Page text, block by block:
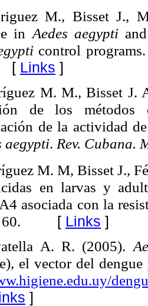
M., Bisset J.,
in Aedes aegypti
control
Links ]
M. M., Bisset
de los
de la actividad
aegypti. Rev. Cubana.
M. M, Bisset J.,
en larvas y
asociada con la
[ Links ]
A. R. (2005).
el vector del
]